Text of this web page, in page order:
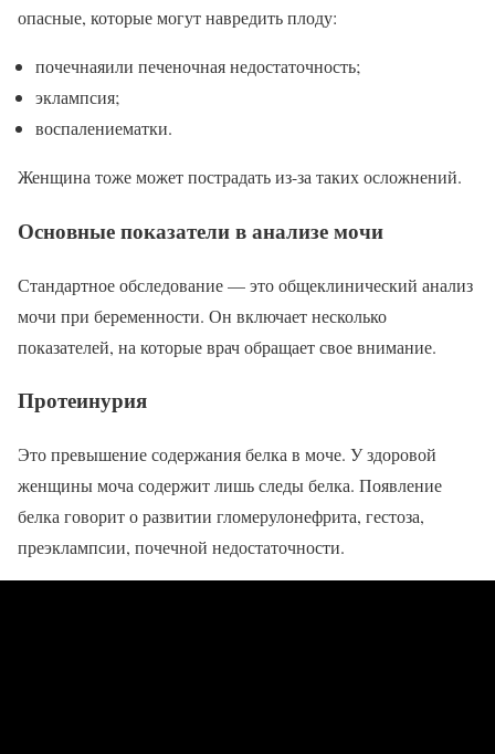
опасные, которые могут навредить плоду:
почечнаяили печеночная недостаточность;
эклампсия;
воспалениематки.
Женщина тоже может пострадать из-за таких осложнений.
Основные показатели в анализе мочи
Стандартное обследование — это общеклинический анализ
мочи при беременности. Он включает несколько
показателей, на которые врач обращает свое внимание.
Протеинурия
Это превышение содержания белка в моче. У здоровой
женщины моча содержит лишь следы белка. Появление
белка говорит о развитии гломерулонефрита, гестоза,
преэклампсии, почечной недостаточности.